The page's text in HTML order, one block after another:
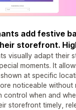
add festive
storefront.
visually adapt their
moments. It
at specific
noticeable without
control when and
storefront timely,